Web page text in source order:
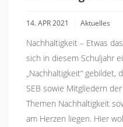
14. APR 2021 Aktuelles
Nachhaltigkeit – Etwas
sich in diesem Schuljahr
„Nachhaltigkeit“
SEB sowie Mitgliedern
Themen Nachhaltigkeit
am Herzen liegen. Hier